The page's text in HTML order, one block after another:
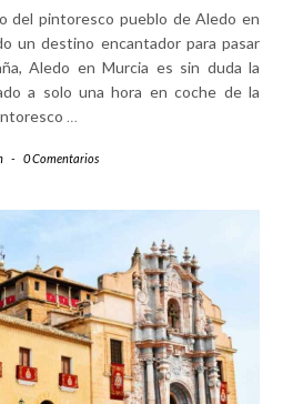
del pintoresco pueblo de Aledo en
un destino encantador para pasar
Aledo en Murcia es sin duda la
a solo una hora en coche de la
…
- 0 Comentarios